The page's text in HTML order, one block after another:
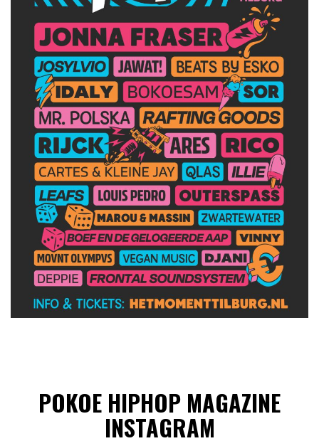
POKOE HIPHOP MAGAZINE
INSTAGRAM